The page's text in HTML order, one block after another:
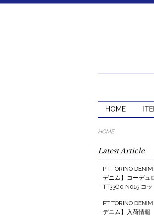
HOME
HOME
Latest Article
PT TORINO
デニム】コーデュ
TT33G0 N015 コ
PT TORINO
デニム】入荷情報